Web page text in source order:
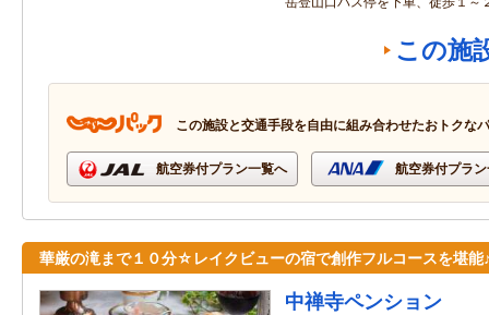
この施
この施設と交通手段を自由に組み合わせたおトクな
航空券付プラン一覧へ 航空券付プラ
華厳の滝まで１０分☆レイクビューの宿で創作フルコースを堪能
中禅寺ペンション